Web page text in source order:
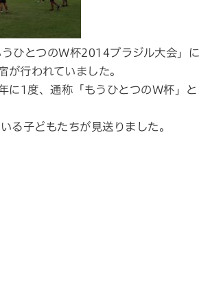
ひとつのW杯2014ブラジル大会」に
行われていました。
に1度、通称「もうひとつのW杯」と
る子どもたちが見送りました。